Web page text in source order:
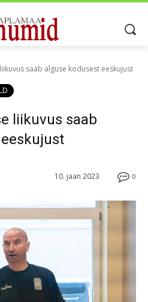
saab alguse kodusest eeskujust
liikuvus saab
0
10. jaan 2023